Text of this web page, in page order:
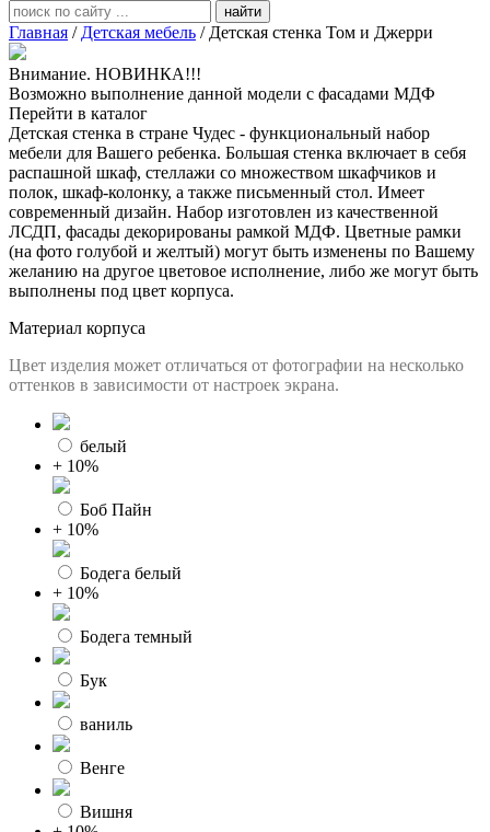
найти
Главная / Детская мебель / Детская стенка Том и Джерри
Внимание. НОВИНКА!!!
Возможно выполнение данной модели с фасадами МДФ
Перейти в каталог
Детская стенка в стране Чудес - функциональный набор
мебели для Вашего ребенка. Большая стенка включает в себя
распашной шкаф, стеллажи со множеством шкафчиков и
полок, шкаф-колонку, а также письменный стол. Имеет
современный дизайн. Набор изготовлен из качественной
ЛСДП, фасады декорированы рамкой МДФ. Цветные рамки
(на фото голубой и желтый) могут быть изменены по Вашему
желанию на другое цветовое исполнение, либо же могут быть
выполнены под цвет корпуса.
Материал корпуса
Цвет изделия может отличаться от фотографии на несколько
оттенков в зависимости от настроек экрана.
белый
+ 10%
Боб Пайн
+ 10%
Бодега белый
+ 10%
Бодега темный
Бук
ваниль
Венге
Вишня